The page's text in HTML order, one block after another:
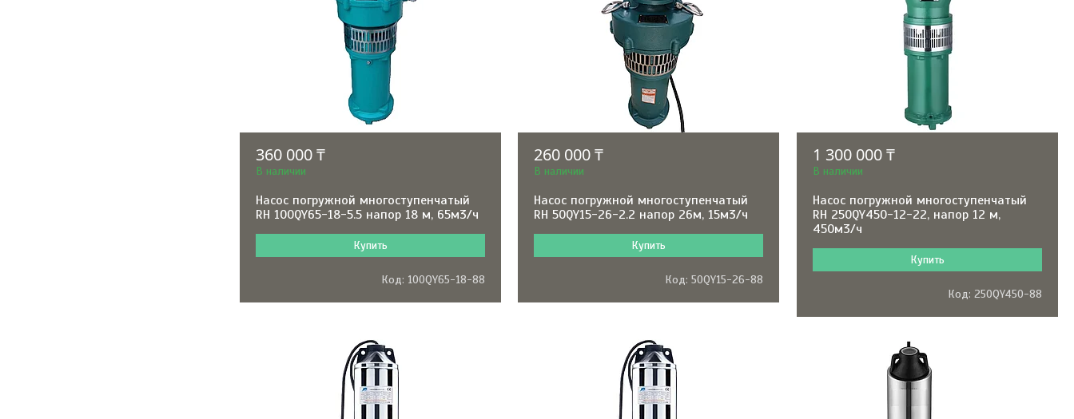
360 000 ₸
В наличии
Насос погружной многоступенчатый
RH 100QY65-18-5.5 напор 18 м, 65м3/ч
Купить
100QY65-18-88
260 000 ₸
В наличии
Насос погружной многоступенчатый
RH 50QY15-26-2.2 напор 26м, 15м3/ч
Купить
50QY15-26-88
1 300 000 ₸
В наличии
Насос погружной многоступенчатый
RH 250QY450-12-22, напор 12 м,
450м3/ч
Купить
250QY450-88